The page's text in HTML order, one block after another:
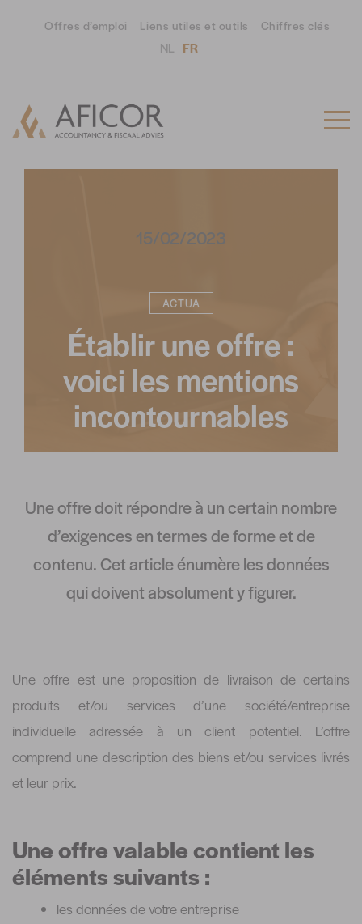
Offres d’emploi Liens utiles et outils Chiffres clés
NL FR
15/02/2023
ACTUA
Établir une offre :
voici les mentions
incontournables
Une offre doit répondre à un certain nombre
d’exigences en termes de forme et de
contenu. Cet article énumère les données
qui doivent absolument y figurer.
Une offre est une proposition de livraison de certains
produits et/ou services d’une société/entreprise
individuelle adressée à un client potentiel. L’offre
comprend une description des biens et/ou services livrés
et leur prix.
Une offre valable contient les
éléments suivants :
les données de votre entreprise